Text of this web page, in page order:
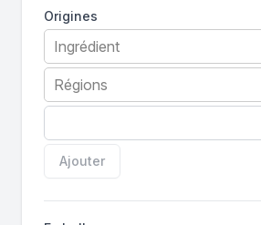
Origines
Ingrédient
Régions
Ajouter